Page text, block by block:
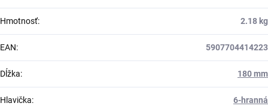
Hmotnosť: 2.18 kg
EAN: 5907704414223
Dĺžka: 180 mm
Hlavička: 6-hranná